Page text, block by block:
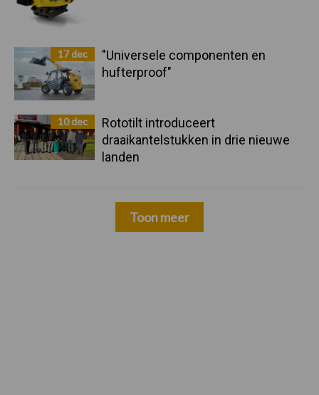
17 dec
"Universele componenten en
hufterproof"
10 dec
Rototilt introduceert
draaikantelstukken in drie nieuwe
landen
Toon meer